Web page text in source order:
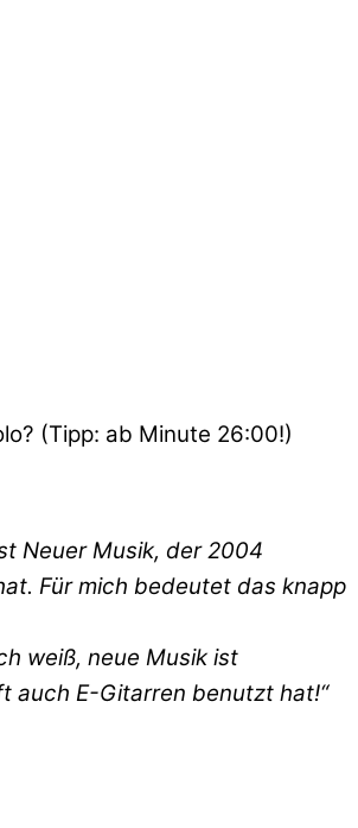
(Tipp: ab Minute 26:00!)
Neuer Musik, der 2004
Für mich bedeutet das knapp
weiß, neue Musik ist
auch E-Gitarren benutzt hat!“